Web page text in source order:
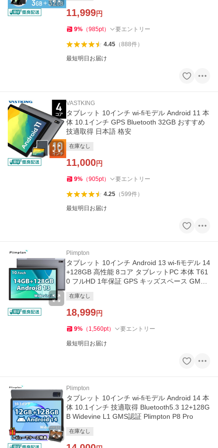
11,999円
9% （985pt） 要エントリー
4.45（888件）
最短明日お届け
VASTKING
タブレット 10インチ wi-fiモデル Android 11 本
体 10.1インチ GPS Bluetooth 32GB おすすめ
技適取得 日本語 格安
在庫なし
11,000円
9% （905pt） 要エントリー
4.25（599件）
最短明日お届け
Plimpton
タブレット 10インチ Android 13 wi-fiモデル 14
+128GB 高性能 8コア タブレットPC 本体 T61
0 フルHD 1年保証 GPS キッズスペース GMS
在庫なし
18,999円
9% （ 1,560pt） 要エントリー
最短明日お届け
Plimpton
タブレット 10インチ wi-fiモデル Android 14 本
体 10.1インチ 技適取得 Bluetooth5.3 12+128G
B Widevine L1 GMS認証 Plimpton P8 Pro
在庫なし